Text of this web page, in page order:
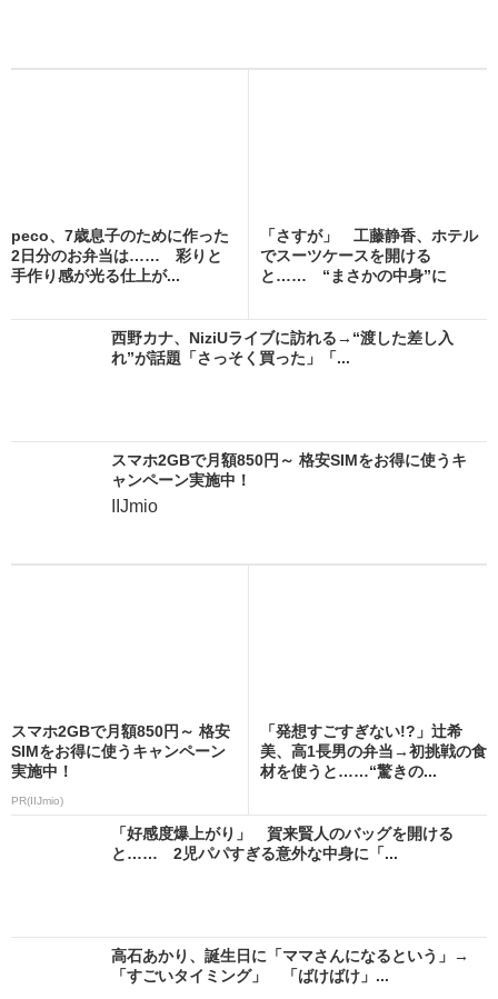
peco、7歳息子のために作った
2日分のお弁当は…… 彩りと
手作り感が光る仕上が...
「さすが」 工藤静香、ホテル
でスーツケースを開ける
と…… “まさかの中身”に
西野カナ、NiziUライブに訪れる→“渡した差し入
れ”が話題「さっそく買った」「...
スマホ2GBで月額850円～ 格安SIMをお得に使うキ
ャンペーン実施中！
IIJmio
スマホ2GBで月額850円～ 格安
SIMをお得に使うキャンペーン
実施中！
PR(IIJmio)
「発想すごすぎない!?」辻希
美、高1長男の弁当→初挑戦の食
材を使うと……“驚きの...
「好感度爆上がり」 賀来賢人のバッグを開ける
と…… 2児パパすぎる意外な中身に「...
高石あかり、誕生日に「ママさんになるという」→
「すごいタイミング」 「ばけばけ」...